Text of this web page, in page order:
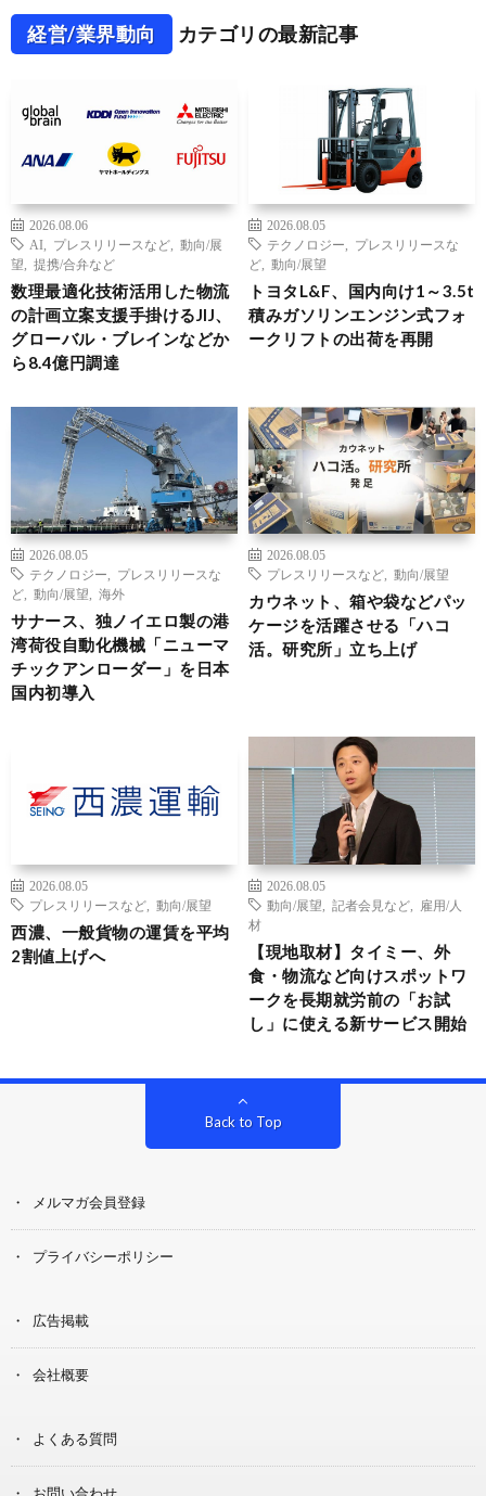
経営/業界動向 カテゴリの最新記事
2026.08.06
AI
プレスリリースなど
動向/展
望
提携/合弁など
数理最適化技術活用した物流
の計画立案支援手掛けるJIJ、
グローバル・ブレインなどか
ら8.4億円調達
2026.08.05
テクノロジー
プレスリリースな
ど
動向/展望
トヨタL&F、国内向け1～3.5t
積みガソリンエンジン式フォ
ークリフトの出荷を再開
2026.08.05
テクノロジー
プレスリリースな
ど
動向/展望 海外
サナース、独ノイエロ製の港
湾荷役自動化機械「ニューマ
チックアンローダー」を日本
国内初導入
2026.08.05
プレスリリースなど
動向/展望
カウネット、箱や袋などパッ
ケージを活躍させる「ハコ
活。研究所」立ち上げ
2026.08.05
プレスリリースなど
動向/展望
西濃、一般貨物の運賃を平均
2割値上げへ
2026.08.05
動向/展望
記者会見など
雇用/人
材
【現地取材】タイミー、外
食・物流など向けスポットワ
ークを長期就労前の「お試
し」に使える新サービス開始
Back to Top
メルマガ会員登録
プライバシーポリシー
広告掲載
会社概要
よくある質問